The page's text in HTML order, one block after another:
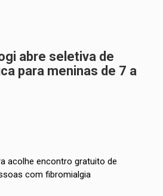
abre seletiva de
para meninas de 7 a